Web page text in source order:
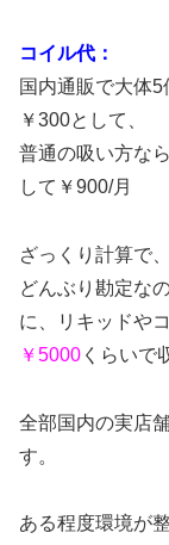
コイル代：
国内通販で大体
￥300として、
普通の吸い方な
して￥900/月
ざっくり計算で
どんぶり勘定な
に、リキッドや
￥5000 くらいで
全部国内の実店
す。
ある程度環境が